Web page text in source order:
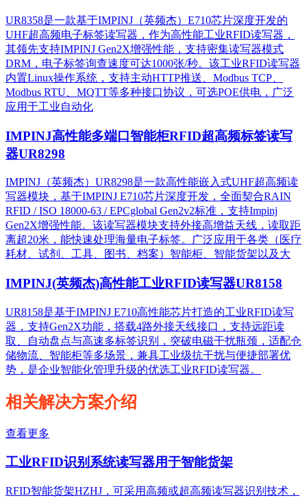
UR8358是一款基于IMPINJ（英频杰）E710芯片深度开发的
UHF超高频电子标签读写器，作为高性能工业RFID读写器，
其领先支持IMPINJ Gen2X增强性能，支持密集读写器模式
DRM，电子标签询查速度可达1000张/秒。该工业RFID读写器
内置Linux操作系统，支持主动HTTP推送、Modbus TCP、
Modbus RTU、MQTT等多种接口协议，可选POE供电，广泛
应用于工业自动化
IMPINJ高性能多端口智能柜RFID超高频标签读写
器UR8298
IMPINJ（英频杰）UR8298是一款高性能嵌入式UHF超高频读
写器模块，基于IMPINJ E710芯片深度开发，全面契合RAIN
RFID / ISO 18000-63 / EPCglobal Gen2v2标准，支持Impinj
Gen2X增强性能。该读写器模块支持外接高增益天线，读取距
离超20米，能快速处理海量电子标签。广泛应用于各类（医疗
耗材、试剂、工具、图书、档案）智能柜、智能货架以及大
IMPINJ(英频杰)高性能工业RFID读写器UR8158
UR8158是基于IMPINJ E710高性能芯片打造的工业RFID读写
器，支持Gen2X功能，搭载4路外接天线接口，支持远距读
取、自动盘点与高速多标签识别，突破电磁干扰瓶颈，适配仓
储物流、智能柜等多场景，兼具工业级抗干扰与便捷部署优
势，是企业智能化管理升级的优选工业RFID读写器。
相关解决方案介绍
查看更多
工业RFID识别系统读写器用于智能货架
RFID智能货架HZHJ，可采用高频或超高频读写器识别技术，